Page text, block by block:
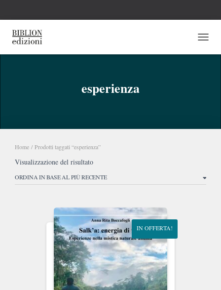
esperienza
Home / Prodotti taggati “esperienza”
Visualizzazione del risultato
IN OFFERTA!